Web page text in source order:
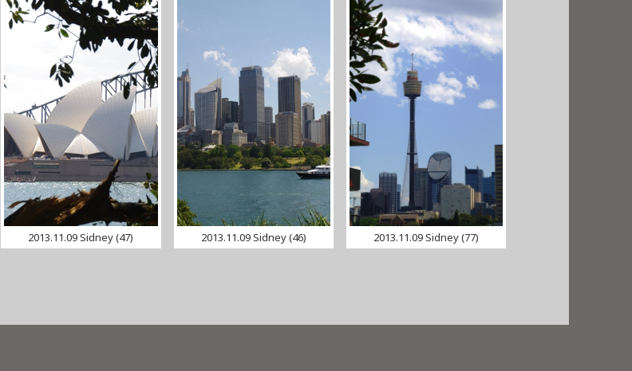
2013.11.09 Sidney (47) 2013.11.09 Sidney (46) 2013.11.09 Sidney (77)